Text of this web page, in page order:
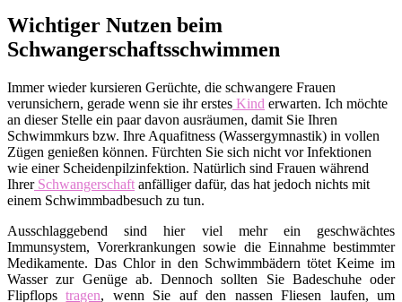
Wichtiger Nutzen beim
Schwangerschaftsschwimmen
Immer wieder kursieren Gerüchte, die schwangere Frauen
verunsichern, gerade wenn sie ihr erstes Kind erwarten. Ich möchte
an dieser Stelle ein paar davon ausräumen, damit Sie Ihren
Schwimmkurs bzw. Ihre Aquafitness (Wassergymnastik) in vollen
Zügen genießen können. Fürchten Sie sich nicht vor Infektionen
wie einer Scheidenpilzinfektion. Natürlich sind Frauen während
IhrerSchwangerschaft anfälliger dafür, das hat jedoch nichts mit
einem Schwimmbadbesuch zu tun.
Ausschlaggebend sind hier viel mehr ein geschwächtes
Immunsystem, Vorerkrankungen sowie die Einnahme bestimmter
Medikamente. Das Chlor in den Schwimmbädern tötet Keime im
Wasser zur Genüge ab. Dennoch sollten Sie Badeschuhe oder
Flipflopstragen, wenn Sie auf den nassen Fliesen laufen, um